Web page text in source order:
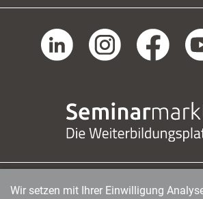
managerSeminare Verlags GmbH |
Wir setzen mit Ihrer Einwilligung